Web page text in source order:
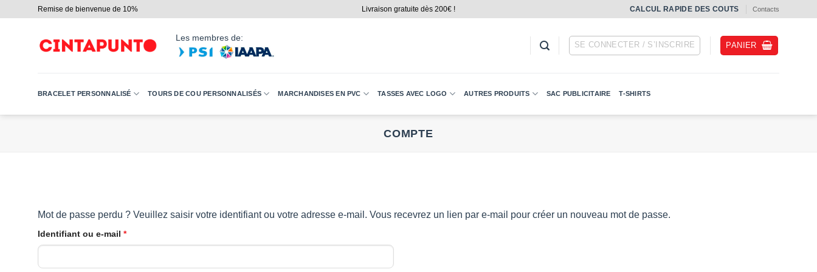
Remise de bienvenue de 10% Livraison gratuite dès 200€ ! СALCUL RAPIDE DES COUTS Contacts
Les membres de:
SE CONNECTER / S’INSCRIRE PANIER
BRACELET PERSONNALISÉ TOURS DE COU PERSONNALISÉS MARCHANDISES EN PVC TASSES AVEC LOGO AUTRES PRODUITS SAC PUBLICITAIRE T-SHIRTS
COMPTE
Mot de passe perdu ? Veuillez saisir votre identifiant ou votre adresse e-mail. Vous recevrez un lien par e-mail pour créer un nouveau mot de passe.
Identifiant ou e-mail *Obligatoire